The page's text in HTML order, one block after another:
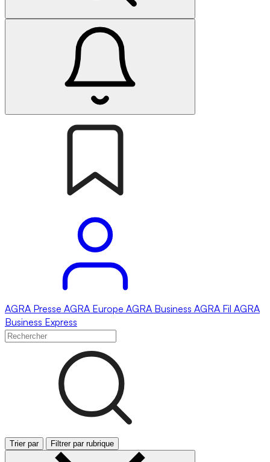
AGRA Presse AGRA Europe AGRA Business AGRA Fil AGRA
Business Express
Trier par Filtrer par rubrique